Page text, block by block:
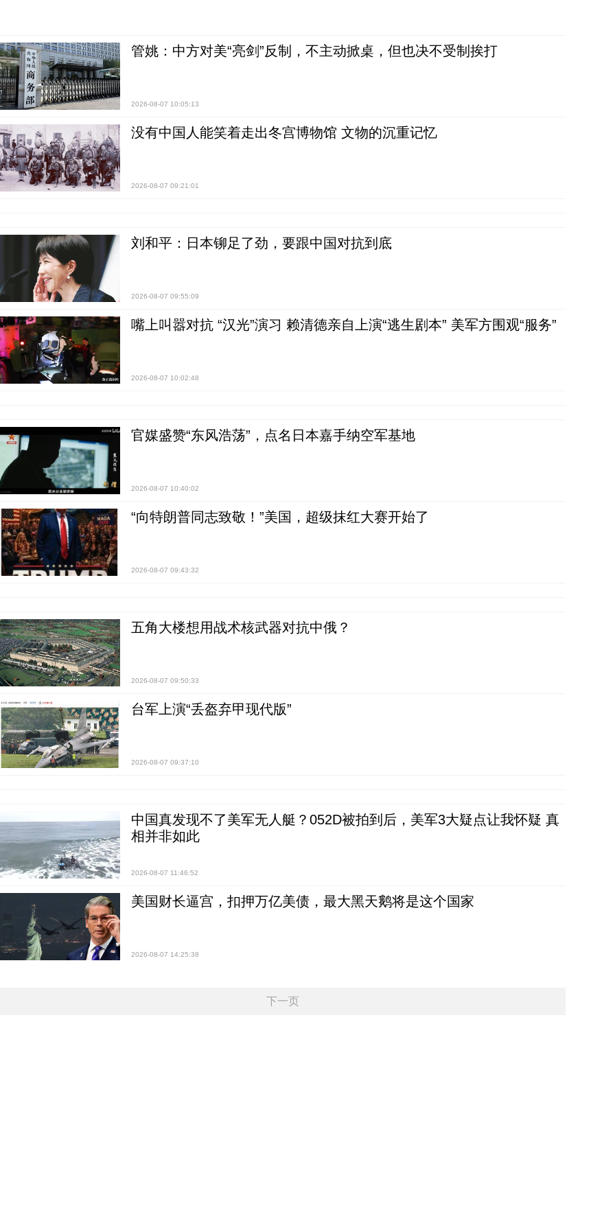
管姚：中方对美“亮剑”反制，不主动掀桌，但也决不受制挨打
2026-08-07 10:05:13
没有中国人能笑着走出冬宫博物馆 文物的沉重记忆
2026-08-07 09:21:01
刘和平：日本铆足了劲，要跟中国对抗到底
2026-08-07 09:55:09
嘴上叫嚣对抗 “汉光”演习 赖清德亲自上演“逃生剧本” 美军方围观“服务”
2026-08-07 10:02:48
官媒盛赞“东风浩荡”，点名日本嘉手纳空军基地
2026-08-07 10:40:02
“向特朗普同志致敬！”美国，超级抹红大赛开始了
2026-08-07 09:43:32
五角大楼想用战术核武器对抗中俄？
2026-08-07 09:50:33
台军上演“丢盔弃甲现代版”
2026-08-07 09:37:10
中国真发现不了美军无人艇？052D被拍到后，美军3大疑点让我怀疑 真
相并非如此
2026-08-07 11:46:52
美国财长逼宫，扣押万亿美债，最大黑天鹅将是这个国家
2026-08-07 14:25:38
下一页